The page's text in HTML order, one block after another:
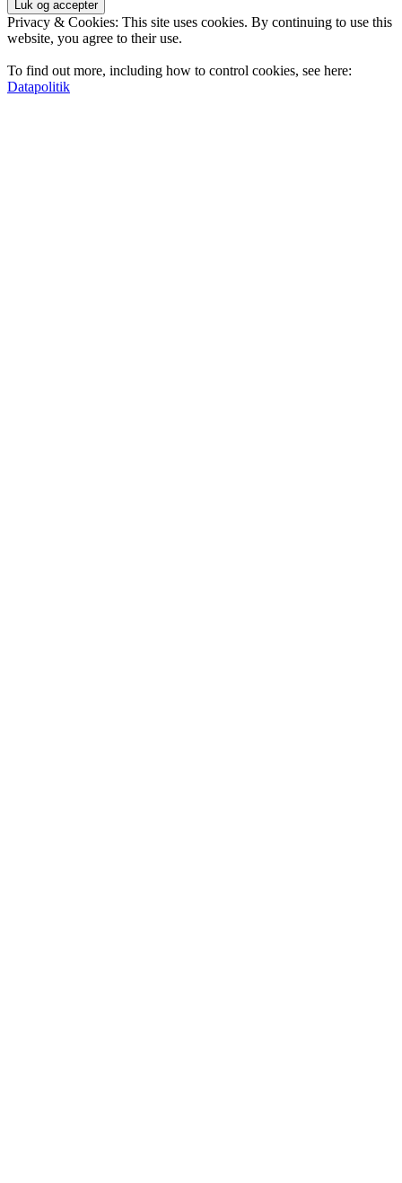
Privacy & Cookies: This site uses cookies. By continuing to use this
website, you agree to their use.
To find out more, including how to control cookies, see here:
Datapolitik